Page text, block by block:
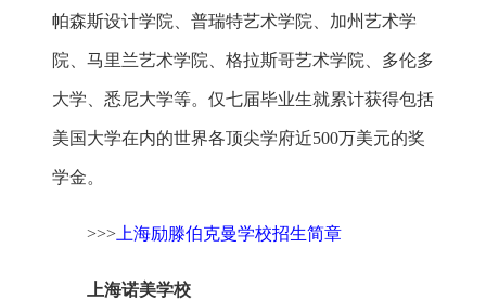
帕森斯设计学院、普瑞特艺术学院、加州艺术学
院、马里兰艺术学院、格拉斯哥艺术学院、多伦多
大学、悉尼大学等。仅七届毕业生就累计获得包括
美国大学在内的世界各顶尖学府近500万美元的奖
学金。
>>> 上海励滕伯克曼学校招生简章
上海诺美学校